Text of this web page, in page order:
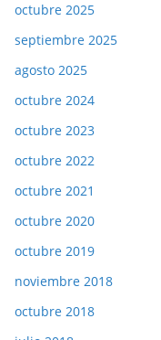
octubre 2025
septiembre 2025
agosto 2025
octubre 2024
octubre 2023
octubre 2022
octubre 2021
octubre 2020
octubre 2019
noviembre 2018
octubre 2018